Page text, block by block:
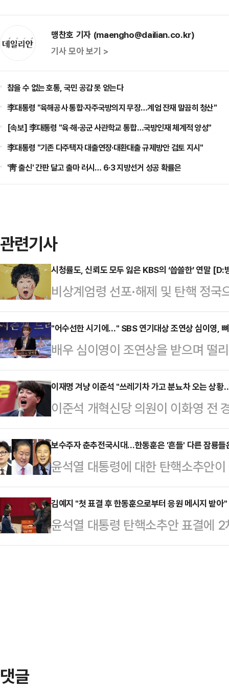
맹찬호 기자 (maengho@dailian.co.kr)
기사 모아 보기 >
참을 수 없는 호통, 국민 공감 못 얻는다
李대통령 "육해공사 통합·자주국방의지 무장…계엄 잔재 말끔히 청산"
[속보] 李대통령 "육·해·공군 사관학교 통합…국방인재 체계적 양성"
李대통령 "기존 다주택자 대출연장·대환대출 규제방안 검토 지시"
'靑 출신' 간판 달고 출마 러시… 6·3 지방선거 성공 확률은
관련기사
시청률도, 신뢰도 모두 잃은 KBS의 ‘씁쓸한’ 연말 [D:
비상계엄령 선포·해제 및 탄핵 정
들이 결방했지만 이 틈을 뉴스 특보
역할’을 다시금 상기시키고 있다.
들의 떨어진 신뢰도를 입증했으며,
상식에 대한 기대감도 크지 않은 상
지난 14일, MBC는 뉴스 특보로
입증했다. 평균 6% 내외의 시청률
의 시청률을 기록…
"어수선한 시기에…" SBS 연기대상 조연상 심이영,
배우 심이영이 조연상을 받으며 떨
상암동 SBS프리즘타워에서 열린
영이 '7인의 부활'로 조연상을 받았
렵고 어수선한 시기에 이렇게 서로
는 자리가 마련된 것은 감사한 일인
도 못했던 상이라 떨리는데 뜻깊은
"무엇보다도 '7인의 탈출'을 탄생시
분들,…
이재명 겨냥 이준석 "쓰레기차 가고 분뇨차 오는 상
이준석 개혁신당 의원이 이화영 전
대선을 함께 언급하며 이재명 더불
분뇨차 오는 상황이라고 비유할까
의 페이스북에 "최근 나온 이화영
선의 의미와 관해 많은 시사점을 안
의 무단 통치와 망상 계엄이 문제가
핵이 진행되는 상황"이라며 "그 빈
의가 2심까지 인정된 사람…
보수주자 춘추전국시대…한동훈은 '흔들' 다른 잠룡들
윤석열 대통령에 대한 탄핵소추안
조기 대선 가능성에 힘이 실리고 있
나둘 기지개를 켜는 모양새다. 특히
대한 입장을 분명히 하며 선명성 확
탄핵소추안이 헌법재판소로 넘어
김예지 "첫 표결 후 한동훈으로부터 응원 메시지 받아"
윤석열 대통령 탄핵소추안 표결에
알려진 김예지 국민의힘 의원은 21
댓글